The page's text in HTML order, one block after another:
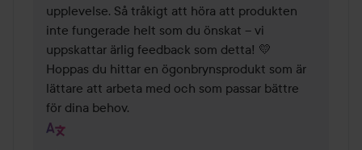
upplevelse. Så tråkigt att höra att produkten
inte fungerade helt som du önskat – vi
uppskattar ärlig feedback som detta! 💛
Hoppas du hittar en ögonbrynsprodukt som är
lättare att arbeta med och som passar bättre
för dina behov.